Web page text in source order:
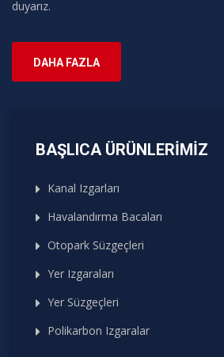
duyarız.
DAHA FAZLA
BAŞLICA ÜRÜNLERIMIZ
Kanal Izgarları
Havalandırma Bacaları
Otopark Süzgeçleri
Yer Izgaraları
Yer Süzgeçleri
Polikarbon Izgaralar